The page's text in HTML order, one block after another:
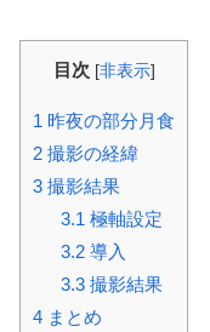
目次 [非表示]
1 昨夜の部分月食
2 撮影の経緯
3 撮影結果
3.1 極軸設定
3.2導入
3.3撮影結果
4 まとめ